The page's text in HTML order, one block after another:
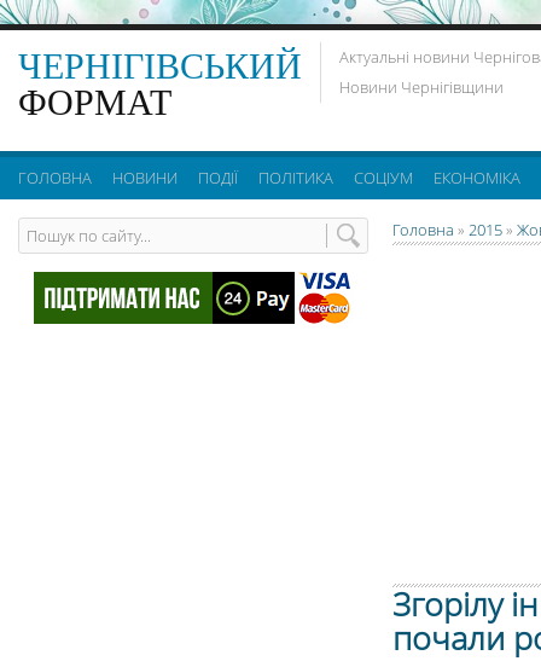
ЧЕРНІГІВСЬКИЙ
ФОРМАТ
Актуальні новини
Новини Чернігівщини
ГОЛОВНА НОВИНИ ПОДІЇ ПОЛІТИКА СОЦІУМ ЕКОНОМІКА
Головна » 2015»
Згорілу
почали